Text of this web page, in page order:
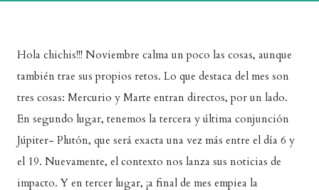
Hola chichis!!! Noviembre calma un poco las cosas, aunque
también trae sus propios retos. Lo que destaca del mes son
tres cosas: Mercurio y Marte entran directos, por un lado.
En segundo lugar, tenemos la tercera y última conjunción
Júpiter- Plutón, que será exacta una vez más entre el día 6 y
el 19. Nuevamente, el contexto nos lanza sus noticias de
impacto. Y en tercer lugar, ¡a final de mes empiea la